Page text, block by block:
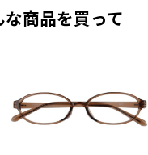
を中心に、若い世代だけで
数手がける。1st写真集
するには？
期間は初期の期間から
」をお選びのうえ、
い求めください。
ズ交換券」はお選び
商品を買って